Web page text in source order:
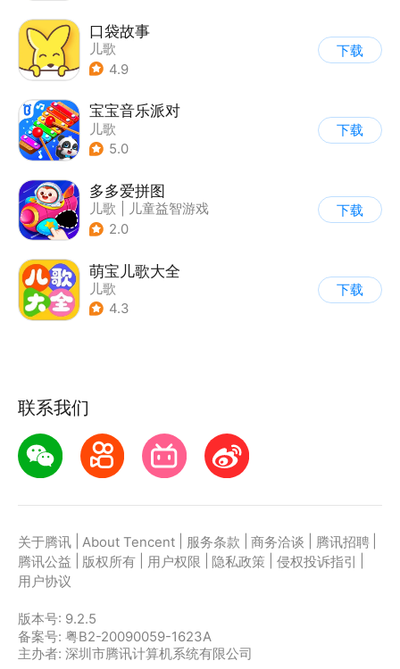
口袋故事
儿歌
4.9
下载
宝宝音乐派对
儿歌
5.0
下载
多多爱拼图
儿歌
儿童益智游戏
2.0
下载
萌宝儿歌大全
儿歌
4.3
下载
联系我们
关于腾讯 About Tencent 服务条款 商务洽谈 腾讯招聘
腾讯公益
版权所有 用户权限 隐私政策 侵权投诉指引
用户协议
版本号: 9.2.5
备案号: 粤B2-20090059-1623A
主办者: 深圳市腾讯计算机系统有限公司